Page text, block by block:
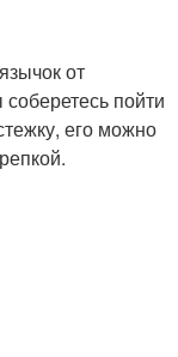
от
пойти
его можно